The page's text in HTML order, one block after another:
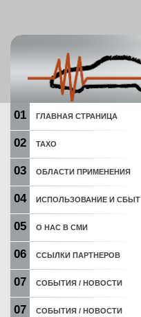
01 ГЛАВНАЯ СТРАНИЦА
02 ТАХО
03 ОБЛАСТИ ПРИМЕНЕНИЯ
04 ИСПОЛЬЗОВАНИЕ И СБЫТ
05 О НАС В СМИ
06 ССЫЛКИ ПАРТНЕРОВ
07 СОБЫТИЯ / НОВОСТИ
07 СОБЫТИЯ / НОВОСТИ